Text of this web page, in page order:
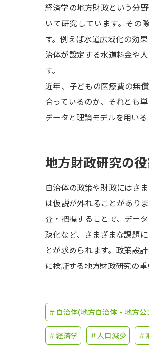
経済学の地方財政という分
いて研究しています。その
す。例えば水道広域化の効
治体が設定する水道料金や
す。
近年、子どもの医療費の無
合っているのか、それとも
データと理論モデルを用い
地方財政研究の
自治体の政策や財政にはさ
は仮説が外れることがあり
査・把握することで、デー
疎化など、さまざまな課題
とが求められます。政策設
に検証する地方財政研究の
＃自治体(地方自治体・地方公
＃経済学 ＃人口減少 ＃